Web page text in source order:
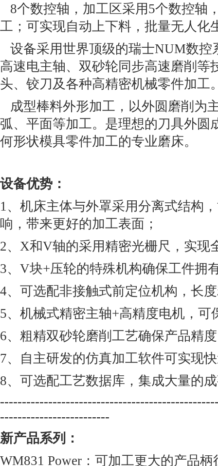
8个数控轴，加工区采用5个数控轴
工；可实现自动上下料，批量无人化
设备采用世界顶级的瑞士NUM数控
高速电主轴、双砂轮同步高速磨削等
头、铰刀及各种高精密机械零件加工
成型棒料外形加工，以外圆磨削为
弧、平面等加工。是理想的刀具外圆
何形状模具零件加工的专业磨床。
设备优势：
1、机床主体与外罩采用分离式结构
响，带来更好的加工表面；
2、X和V轴的采用精密光栅尺，实现
3、V块+压轮的特殊机构确保工件拥
4、可选配非接触式前定位机构，长
5、机械式精密主轴+高精度电机，可
6、粗精双砂轮磨削工艺确保产品精
7、自主研发的仿真加工软件可实现
8、可选配工艺数据库，集成大量的
-------------------------
新产品系列：
WM831 Power：可加工更大的产品柄